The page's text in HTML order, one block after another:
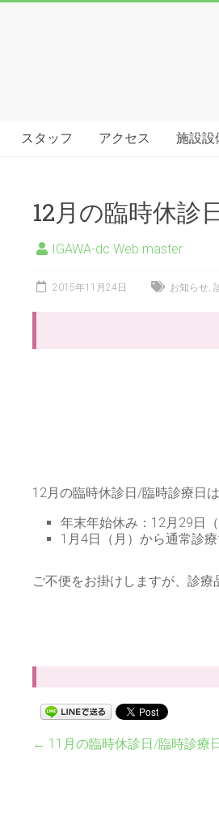
スタッフ アクセス 施設設
12月の臨時休診
IGAWA-dc Web master
2015年11月24日 お知らせ,
12月の臨時休診日/臨時診療日
年末年始休み：12月29日
1月4日（月）から通常診
ご不便をお掛けしますが、診療
← 11月の臨時休診日/臨時診療